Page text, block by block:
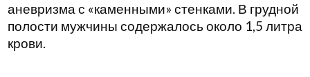
аневризма с «каменными» стенками. В грудной
полости мужчины содержалось около 1,5 литра
крови.